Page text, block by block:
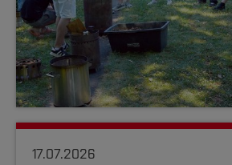
17.07.2026